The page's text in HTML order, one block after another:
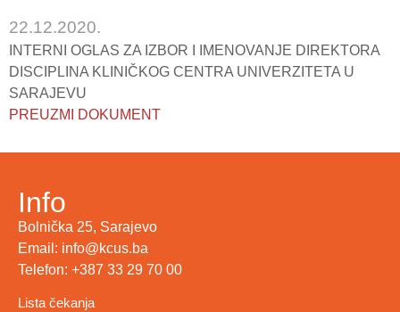
22.12.2020.
INTERNI OGLAS ZA IZBOR I IMENOVANJE DIREKTORA
DISCIPLINA KLINIČKOG CENTRA UNIVERZITETA U
SARAJEVU
PREUZMI DOKUMENT
Info
Bolnička 25, Sarajevo
Email: info@kcus.ba
Telefon: +387 33 29 70 00
Lista čekanja